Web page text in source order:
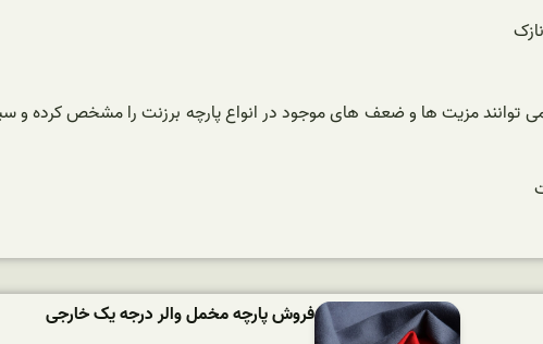
مزیت ها و ضعف های موجود در انواع پارچه برزنت را مشخص کرده و سپس
فروش پارچه مخمل والر درجه یک خارجی